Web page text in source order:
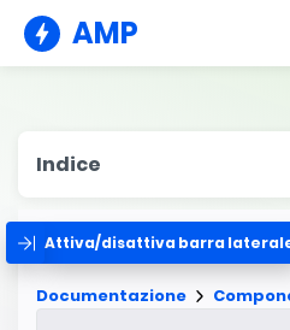
AMP
Indice
Attiva/disattiva barra
Documentazione